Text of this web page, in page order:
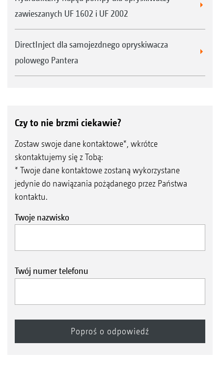
zawieszanych UF 1602 i UF 2002
DirectInject dla samojezdnego opryskiwacza
polowego Pantera
Czy to nie brzmi ciekawie?
Zostaw swoje dane kontaktowe*, wkrótce
skontaktujemy się z Tobą:
* Twoje dane kontaktowe zostaną wykorzystane
jedynie do nawiązania pożądanego przez Państwa
kontaktu.
Twoje nazwisko
Twój numer telefonu